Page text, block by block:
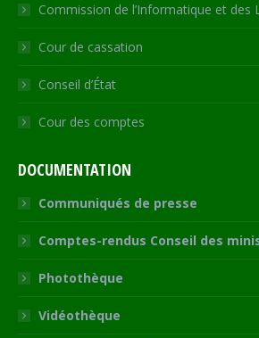
Commission de l’Informatique et des
Cour de cassation
Conseil d’État
Cour des comptes
DOCUMENTATION
Communiqués de presse
Comptes-rendus Conseil des
Photothèque
Vidéothèque